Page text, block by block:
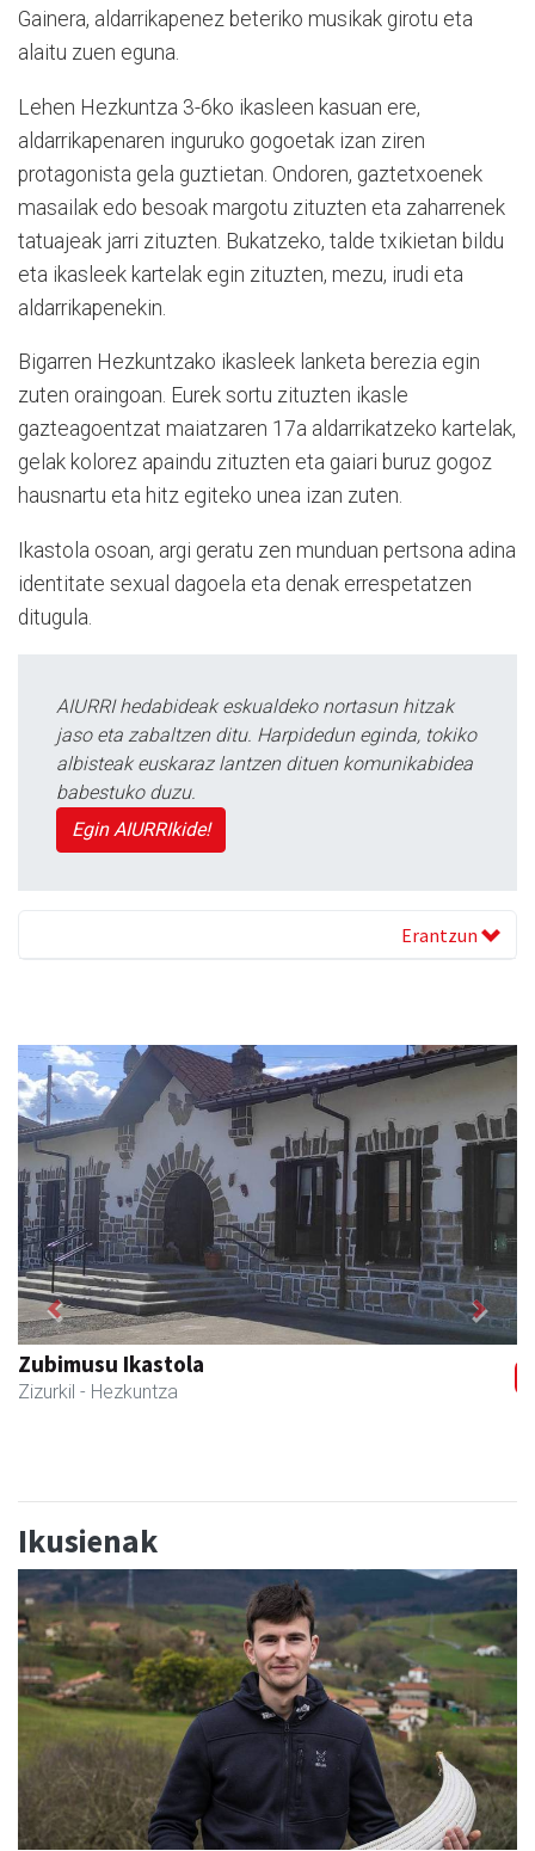
Gainera, aldarrikapenez beteriko musikak girotu eta
alaitu zuen eguna.
Lehen Hezkuntza 3-6ko ikasleen kasuan ere,
aldarrikapenaren inguruko gogoetak izan ziren
protagonista gela guztietan. Ondoren, gaztetxoenek
masailak edo besoak margotu zituzten eta zaharrenek
tatuajeak jarri zituzten. Bukatzeko, talde txikietan bildu
eta ikasleek kartelak egin zituzten, mezu, irudi eta
aldarrikapenekin.
Bigarren Hezkuntzako ikasleek lanketa berezia egin
zuten oraingoan. Eurek sortu zituzten ikasle
gazteagoentzat maiatzaren 17a aldarrikatzeko kartelak,
gelak kolorez apaindu zituzten eta gaiari buruz gogoz
hausnartu eta hitz egiteko unea izan zuten.
Ikastola osoan, argi geratu zen munduan pertsona adina
identitate sexual dagoela eta denak errespetatzen
ditugula.
AIURRI hedabideak eskualdeko nortasun hitzak
jaso eta zabaltzen ditu. Harpidedun eginda, tokiko
albisteak euskaraz lantzen dituen komunikabidea
babestuko duzu.
Egin AIURRIkide!
Erantzun
Txortu mekanizaketa eta muntaketa
Asteasu - Mekanizatuak
Previous Next
Ikusienak